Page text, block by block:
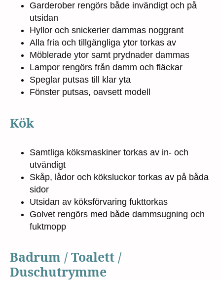
Garderober rengörs både invändigt och på
utsidan
Hyllor och snickerier dammas noggrant
Alla fria och tillgängliga ytor torkas av
Möblerade ytor samt prydnader dammas
Lampor rengörs från damm och fläckar
Speglar putsas till klar yta
Fönster putsas, oavsett modell
Kök
Samtliga köksmaskiner torkas av in- och
utvändigt
Skåp, lådor och köksluckor torkas av på båda
sidor
Utsidan av köksförvaring fukttorkas
Golvet rengörs med både dammsugning och
fuktmopp
Badrum / Toalett /
Duschutrymme